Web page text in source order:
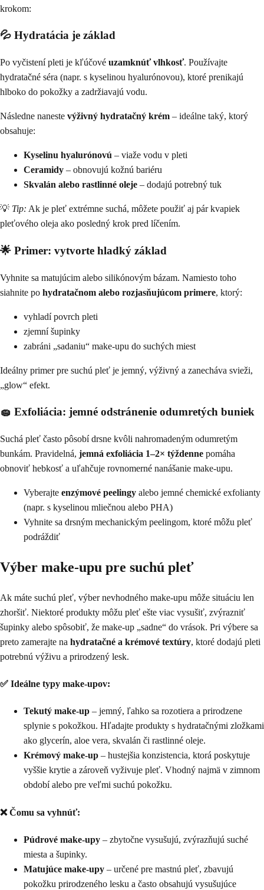
krokom:
💦 Hydratácia je základ
Po vyčistení pleti je kľúčové uzamknúť vlhkosť. Používajte
hydratačné séra (napr. s kyselinou hyalurónovou), ktoré prenikajú
hlboko do pokožky a zadržiavajú vodu.
Následne naneste výživný hydratačný krém – ideálne taký, ktorý
obsahuje:
Kyselinu hyalurónovú – viaže vodu v pleti
Ceramidy – obnovujú kožnú bariéru
Skvalán alebo rastlinné oleje – dodajú potrebný tuk
💡 Tip: Ak je pleť extrémne suchá, môžete použiť aj pár kvapiek
pleťového oleja ako posledný krok pred líčením.
🌟 Primer: vytvorte hladký základ
Vyhnite sa matujúcim alebo silikónovým bázam. Namiesto toho
siahnite po hydratačnom alebo rozjasňujúcom primere, ktorý:
vyhladí povrch pleti
zjemní šupinky
zabráni „sadaniu“ make-upu do suchých miest
Ideálny primer pre suchú pleť je jemný, výživný a zanecháva svieži,
„glow“ efekt.
🧽 Exfoliácia: jemné odstránenie odumretých buniek
Suchá pleť často pôsobí drsne kvôli nahromadeným odumretým
bunkám. Pravidelná, jemná exfoliácia 1–2× týždenne pomáha
obnoviť hebkosť a uľahčuje rovnomerné nanášanie make-upu.
Vyberajte enzýmové peelingy alebo jemné chemické exfolianty
(napr. s kyselinou mliečnou alebo PHA)
Vyhnite sa drsným mechanickým peelingom, ktoré môžu pleť
podráždiť
Výber make-upu pre suchú pleť
Ak máte suchú pleť, výber nevhodného make-upu môže situáciu len
zhoršiť. Niektoré produkty môžu pleť ešte viac vysušiť, zvýrazniť
šupinky alebo spôsobiť, že make-up „sadne“ do vrások. Pri výbere sa
preto zamerajte na hydratačné a krémové textúry, ktoré dodajú pleti
potrebnú výživu a prirodzený lesk.
✅ Ideálne typy make-upov:
Tekutý make-up – jemný, ľahko sa rozotiera a prirodzene
splynie s pokožkou. Hľadajte produkty s hydratačnými zložkami
ako glycerín, aloe vera, skvalán či rastlinné oleje.
Krémový make-up – hustejšia konzistencia, ktorá poskytuje
vyššie krytie a zároveň vyživuje pleť. Vhodný najmä v zimnom
období alebo pre veľmi suchú pokožku.
❌ Čomu sa vyhnúť:
Púdrové make-upy – zbytočne vysušujú, zvýrazňujú suché
miesta a šupinky.
Matujúce make-upy – určené pre mastnú pleť, zbavujú
pokožku prirodzeného lesku a často obsahujú vysušujúce